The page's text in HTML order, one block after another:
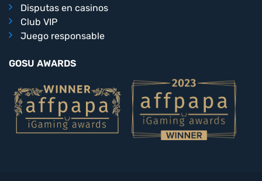
Disputas en casinos
Club VIP
Juego responsable
GOSU AWARDS